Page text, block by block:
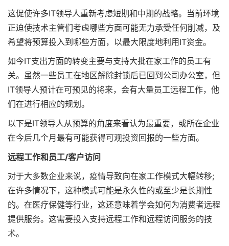
这促使许多IT领导人重新考虑短期和中期的战略。当前环境
正迫使技术主管们考虑哪些方面可能无力承受任何削减，及
希望将预算投入到哪些方面，以最大限度地利用IT资金。
如今IT支出方面的转变主要与支持大批在家工作的员工有
关。虽然一些员工在地区解除封锁后已回到公司办公室，但
IT领导人预计在可预见的将来，会有大量员工远程工作，他
们在进行相应的规划。
以下是IT领导人从预算的角度来看认为最重要，或所在企业
在今后几个月最有可能获得可观投资回报的一些方面。
远程工作和员工/客户访问
对于大多数企业来说，疫情导致向在家工作模式大幅转移;
在许多情况下，这种模式可能是永久性的或至少是长期性
的。在医疗保健等行业，这还意味着学会如何为消费者远程
提供服务。这需要投入支持远程工作和远程访问服务的技
术。